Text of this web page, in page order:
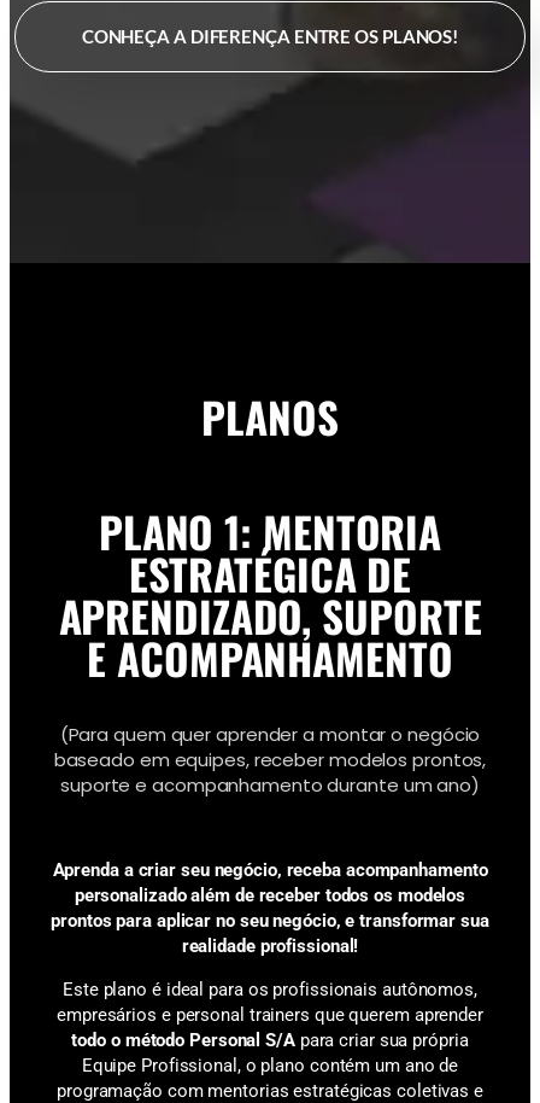
CONHEÇA A DIFERENÇA ENTRE OS PLANOS!
PLANOS
PLANO 1: MENTORIA
ESTRATÉGICA DE
APRENDIZADO, SUPORTE
E ACOMPANHAMENTO
(Para quem quer aprender a montar o negócio
baseado em equipes, receber modelos prontos,
suporte e acompanhamento durante um ano)
Aprenda a criar seu negócio, receba acompanhamento
personalizadoalém de receber todos os modelos
prontos para aplicar no seu negócio,etransformar sua
realidade profissional!
Este plano é ideal para os profissionais autônomos,
empresários e personal trainers que querem aprender
todo o método Personal S/A para criar sua própria
Equipe Profissional , o plano contém um ano de
programação com mentorias estratégicas coletivas e